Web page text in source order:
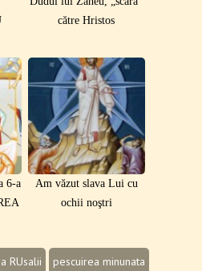
către Hristos
6-a
Am văzut slava Lui cu
ochii noştri
RUsalii pescuirea minunata